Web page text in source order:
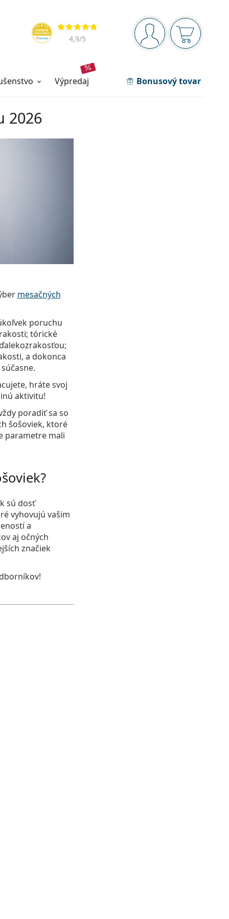
Navigačný panel
ste prihláseníNákupný
Hodnotenia
4,9/5
výpredaj Bonusový tovar
2026
mesačných
poruchu
tórické
a dokonca
hráte svoj
aktivitu!
poradiť sa so
šošoviek, ktoré
parametre mali
sú dosť
vyhovujú vašim
a
aj očných
značiek